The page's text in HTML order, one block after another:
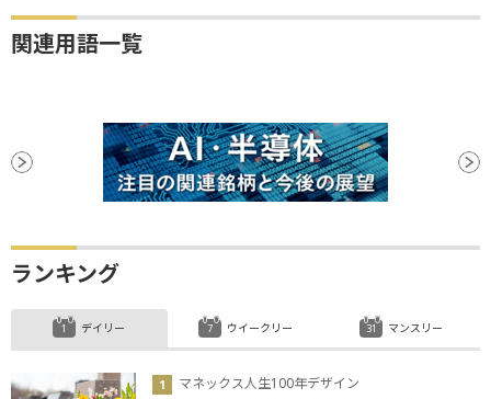
関連用語一覧
ランキング
デイリー
マネックス人生100年デザイン
ウイークリー マンスリー